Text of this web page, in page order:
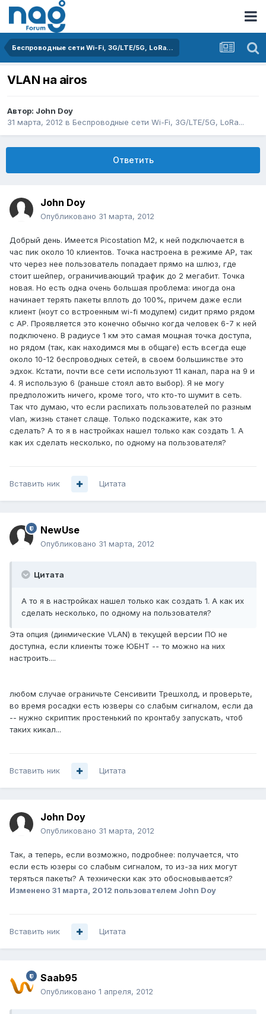
Беспроводные сети Wi-Fi, 3G/LTE/5G, LoRa...
VLAN на airos
Автор: John Doy
31 марта, 2012 в Беспроводные сети Wi-Fi, 3G/LTE/5G, LoRa...
Ответить
John Doy
Опубликовано 31 марта, 2012
Добрый день. Имеется Picostation M2, к ней подключается в
час пик около 10 клиентов. Точка настроена в режиме АР, так
что через нее пользователь попадает прямо на шлюз, где
стоит шейпер, ограничивающий трафик до 2 мегабит. Точка
новая. Но есть одна очень большая проблема: иногда она
начинает терять пакеты вплоть до 100%, причем даже если
клиент (ноут со встроенным wi-fi модулем) сидит прямо рядом
с АР. Проявляется это конечно обычно когда человек 6-7 к ней
подключено. В радиусе 1 км это самая мощная точка доступа,
но рядом (так, как находимся мы в общаге) есть всегда еще
около 10-12 беспроводных сетей, в своем большинстве это
эдхок. Кстати, почти все сети используют 11 канал, пара на 9 и
4. Я использую 6 (раньше стоял авто выбор). Я не могу
предположить ничего, кроме того, что кто-то шумит в сеть.
Так что думаю, что если распихать пользователей по разным
vlan, жизнь станет слаще. Только подскажите, как это
сделать? А то я в настройках нашел только как создать 1. А
как их сделать несколько, по одному на пользователя?
Вставить ник Цитата
NewUse
Опубликовано 31 марта, 2012
Цитата
А то я в настройках нашел только как создать 1. А как их
сделать несколько, по одному на пользователя?
Эта опция (динмические VLAN) в текущей версии ПО не
доступна, если клиенты тоже ЮБНТ -- то можно на них
настроить....
любом случае ограничьте Сенсивити Трешхолд, и проверьте,
во время росадки есть юзверы со слабым сигналом, если да
-- нужно скриптик простенький по кронтабу запускать, чтоб
таких кикал...
Вставить ник Цитата
John Doy
Опубликовано 31 марта, 2012
Так, а теперь, если возможно, подробнее: получается, что
если есть юзеры со слабым сигналом, то из-за них могут
теряться пакеты? А технически как это обосновывается?
Изменено 31 марта, 2012 пользователем John Doy
Вставить ник Цитата
Saab95
Опубликовано 1 апреля, 2012